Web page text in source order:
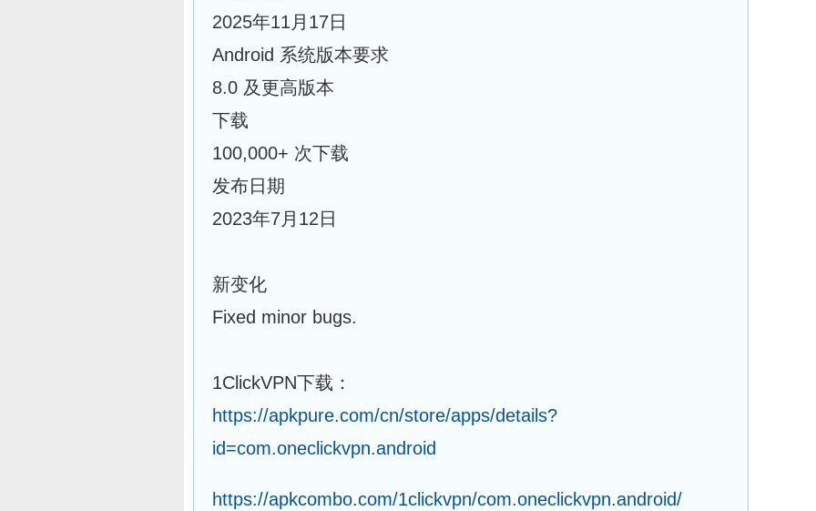
2025年11月17日
Android 系统版本要求
8.0 及更高版本
下载
100,000+ 次下载
发布日期
2023年7月12日
新变化
Fixed minor bugs.
1ClickVPN下载：
https://apkpure.com/cn/store/apps/details?
id=com.oneclickvpn.android
https://apkcombo.com/1clickvpn/com.oneclickvpn.android/